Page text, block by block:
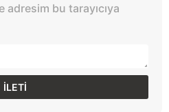
bu tarayıcıya